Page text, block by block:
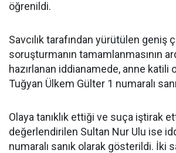
öğrenildi.
Savcılık tarafından yürütülen geniş
soruşturmanın tamamlanmasının
hazırlanan iddianamede, anne katili
Tuğyan Ülkem Gülter 1 numaralı
Olaya tanıklık ettiği ve suça iştirak
değerlendirilen Sultan Nur Ulu ise
numaralı sanık olarak gösterildi. İki